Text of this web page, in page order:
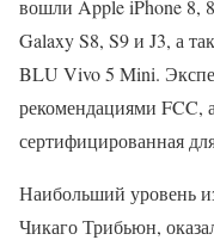
вошли Apple iPhone 8,
Galaxy S8, S9 и J3, а
BLU Vivo 5 Mini.
рекомендациями FCC,
сертифицированная
Наибольший уровень
Чикаго Трибьюн,